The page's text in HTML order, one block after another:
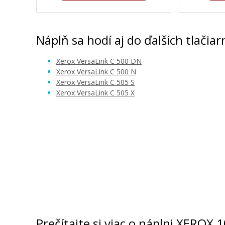
Náplň sa hodí aj do ďalších
Xerox VersaLink C 500 DN
Xerox VersaLink C 500 N
Xerox VersaLink C 505 S
Xerox VersaLink C 505 X